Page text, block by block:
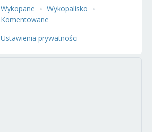
Wykopane
Wykopalisko
Komentowane
Ustawienia prywatności